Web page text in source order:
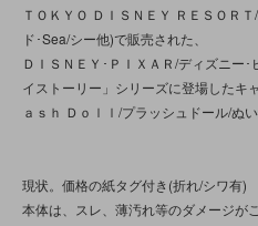
ＴＯＫＹＯ ＤＩＳＮＥＹ ＲＥＳＯＲ
ド･Sea/シー他)で販売された、
ＤＩＳＮＥＹ･ＰＩＸＡＲ/ディズニー
イストーリー」シリーズに登場したキ
ａｓｈ Ｄｏｌｌ/プラッシュドール/ぬい
現状。価格の紙タグ付き(折れ/シワ有)
本体は、スレ、薄汚れ等のダメージが